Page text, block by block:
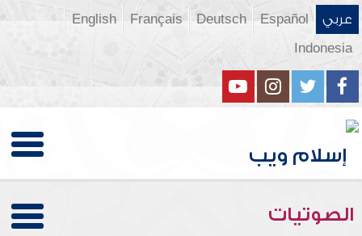
عربي Español
Deutsch
Français
English
Indonesia
الصوتيات